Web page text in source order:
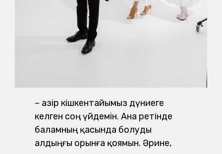
– Қазір кішкентайымыз дүниеге
келген соң үйдемін. Ана ретінде
баламның қасында болуды
алдыңғы орынға қоямын. Әрине,